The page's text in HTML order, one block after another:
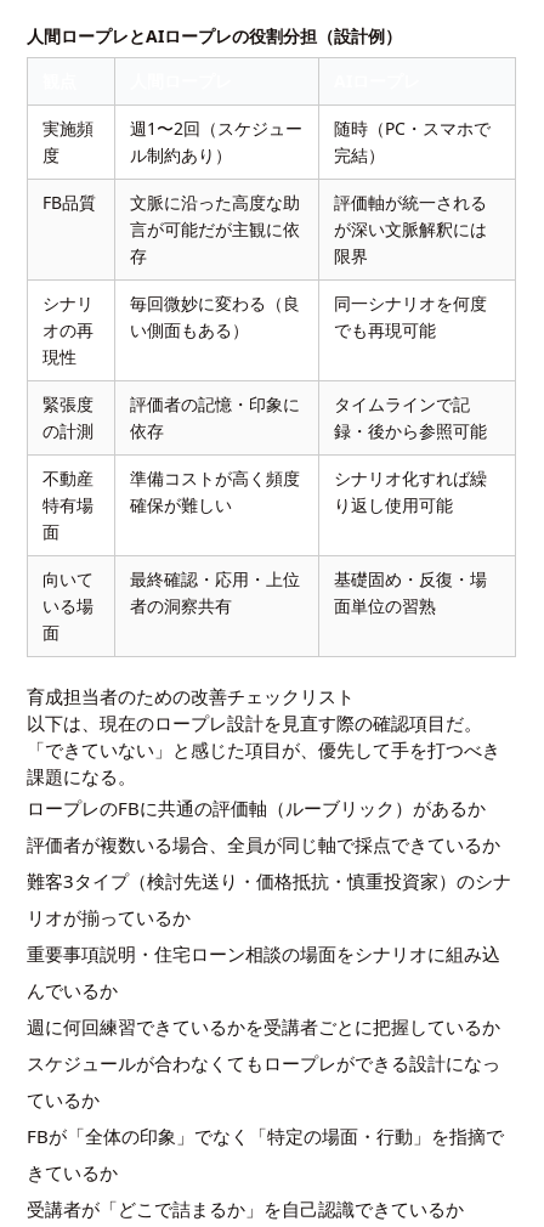
人間ロープレとAIロープレの役割分担（設計例）
実施頻
度
週1〜2回（スケジュー
ル制約あり）
随時（PC・スマホで
完結）
FB品質
文脈に沿った高度な助
言が可能だが主観に依
存
評価軸が統一される
が深い文脈解釈には
限界
シナリ
オの再
現性
毎回微妙に変わる（良
い側面もある）
同一シナリオを何度
でも再現可能
緊張度
の計測
評価者の記憶・印象に
依存
タイムラインで記
録・後から参照可能
不動産
特有場
面
準備コストが高く頻度
確保が難しい
シナリオ化すれば繰
り返し使用可能
向いて
いる場
面
最終確認・応用・上位
者の洞察共有
基礎固め・反復・場
面単位の習熟
育成担当者のための改善チェックリスト
以下は、現在のロープレ設計を見直す際の確認項目だ。
「できていない」と感じた項目が、優先して手を打つべき
課題になる。
ロープレのFBに共通の評価軸（ルーブリック）があるか
評価者が複数いる場合、全員が同じ軸で採点できているか
難客3タイプ（検討先送り・価格抵抗・慎重投資家）のシナ
リオが揃っているか
重要事項説明・住宅ローン相談の場面をシナリオに組み込
んでいるか
週に何回練習できているかを受講者ごとに把握しているか
スケジュールが合わなくてもロープレができる設計になっ
ているか
FBが「全体の印象」でなく「特定の場面・行動」を指摘で
きているか
受講者が「どこで詰まるか」を自己認識できているか